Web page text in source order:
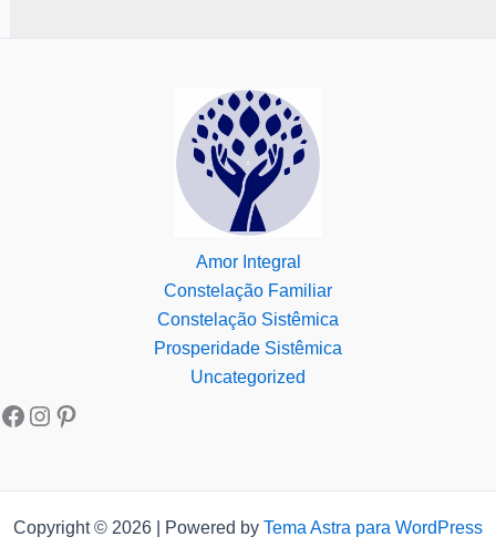
Amor Integral
Constelação Familiar
Constelação Sistêmica
Prosperidade Sistêmica
Uncategorized
Copyright © 2026 | Powered by Tema Astra para WordPress